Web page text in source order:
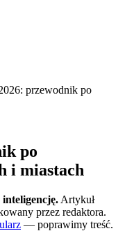
przewodnik po
po
i miastach
inteligencję. Artykuł
przez redaktora.
— poprawimy treść.